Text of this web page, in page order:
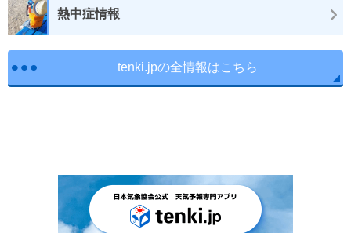
熱中症情報
tenki.jpの全情報はこちら